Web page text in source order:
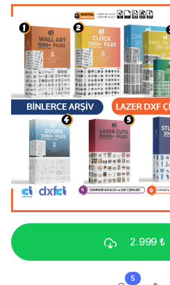
2.999 ₺
5